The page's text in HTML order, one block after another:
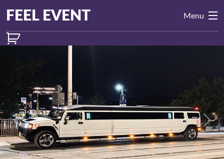
Main
Navigation
FEEL EVENT Menu
Previous Next